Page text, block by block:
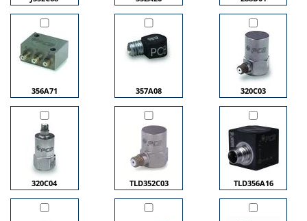
356A71 357A08 320C03
320C04 TLD352C03 TLD356A16